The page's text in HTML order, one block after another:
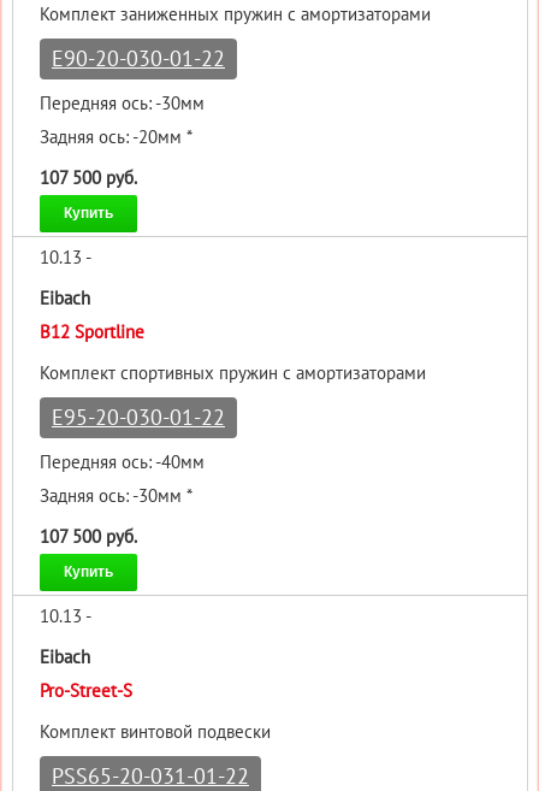
Комплект заниженных пружин с амортизаторами
E90-20-030-01-22
Передняя ось: -30мм
Задняя ось: -20мм *
107 500 руб.
Купить
10.13 -
Eibach
B12 Sportline
Комплект спортивных пружин с амортизаторами
E95-20-030-01-22
Передняя ось: -40мм
Задняя ось: -30мм *
107 500 руб.
Купить
10.13 -
Eibach
Pro-Street-S
Комплект винтовой подвески
PSS65-20-031-01-22